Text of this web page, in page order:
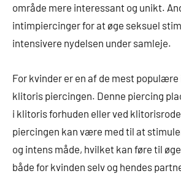
område mere interessant og unikt.
intimpiercinger for at øge seksuel
intensivere nydelsen under samleje.
For kvinder er en af de mest
klitoris piercingen. Denne piercing
i klitoris forhuden eller ved
piercingen kan være med til at
og intens måde, hvilket kan føre til
både for kvinden selv og hendes